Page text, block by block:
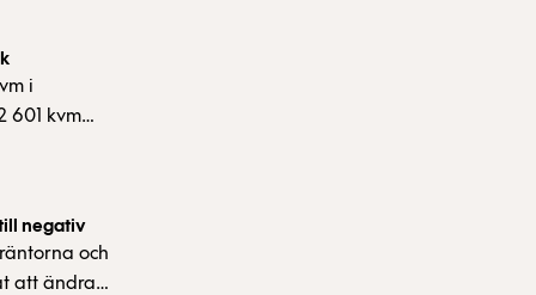
i
601 kvm
hyr 213
negativ
och
att ändra